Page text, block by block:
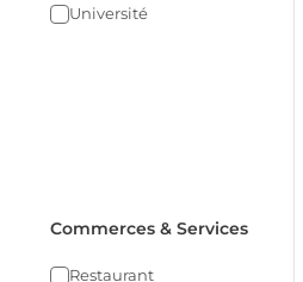
Université
Commerces & Services
Restaurant